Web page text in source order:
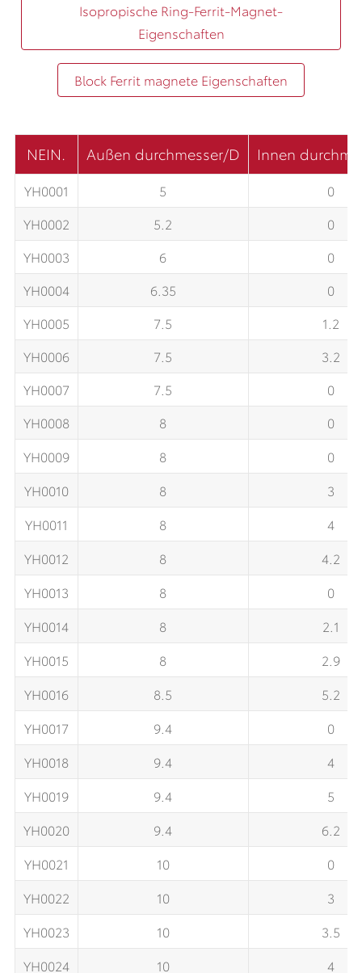
Isopropische Ring-Ferrit-Magnet-
Eigenschaften
Block Ferrit magnete Eigenschaften
NEIN. Außen durchmesser/D Innen
YH0001 5
0
YH0002
5.2
0
YH0003
6
0
YH0004
6.35
0
YH0005
7.5
1.2
YH0006
7.5
3.2
YH0007
7.5
0
YH0008
8
0
YH0009
8
0
YH0010
8
3
YH0011
8
4
YH0012
8
4.2
YH0013
8
0
YH0014
8
2.1
YH0015
8
2.9
YH0016
8.5
5.2
YH0017
9.4
0
YH0018
9.4
4
YH0019
9.4
5
YH0020
9.4
6.2
YH0021
10
0
YH0022
10
3
YH0023
10
3.5
YH0024
10 4